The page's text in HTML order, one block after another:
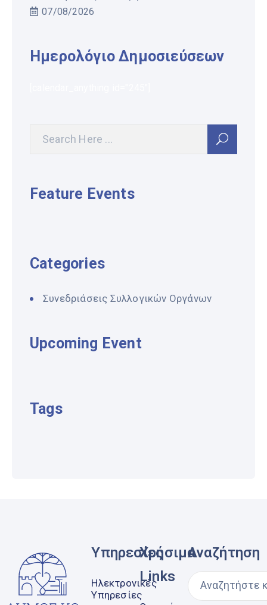
07/08/2026
Ημερολόγιο Δημοσιεύσεων
Feature Events
Categories
Συνεδριάσεις Συλλογικών Οργάνων
Upcoming Event
Tags
Υπηρεσίες
Ηλεκτρονικές
Υπηρεσίες
Χρήσιμα
Links
Αναζήτηση